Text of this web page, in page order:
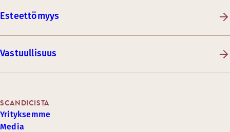
Esteettömyys
Vastuullisuus
SCANDICISTA
Yrityksemme
Media